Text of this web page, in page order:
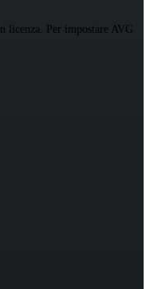
licenza. Per impostare AVG